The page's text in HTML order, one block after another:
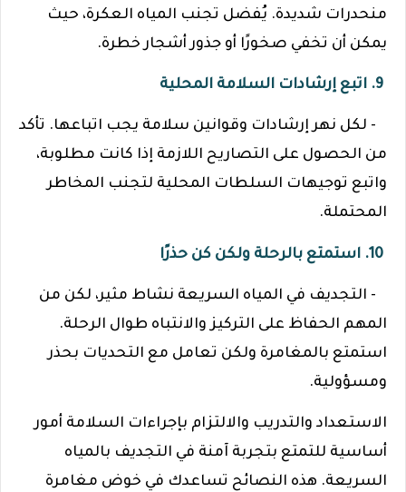
منحدرات شديدة. يُفضل تجنب المياه العكرة، حيث
يمكن أن تخفي صخورًا أو جذور أشجار خطرة.
- لكل نهر إرشادات وقوانين سلامة يجب اتباعها. تأكد
من الحصول على التصاريح اللازمة إذا كانت مطلوبة،
واتبع توجيهات السلطات المحلية لتجنب المخاطر
المحتملة.
- التجديف في المياه السريعة نشاط مثير، لكن من
المهم الحفاظ على التركيز والانتباه طوال الرحلة.
استمتع بالمغامرة ولكن تعامل مع التحديات بحذر
ومسؤولية.
الاستعداد والتدريب والالتزام بإجراءات السلامة أمور
أساسية للتمتع بتجربة آمنة في التجديف بالمياه
السريعة. هذه النصائح تساعدك في خوض مغامرة